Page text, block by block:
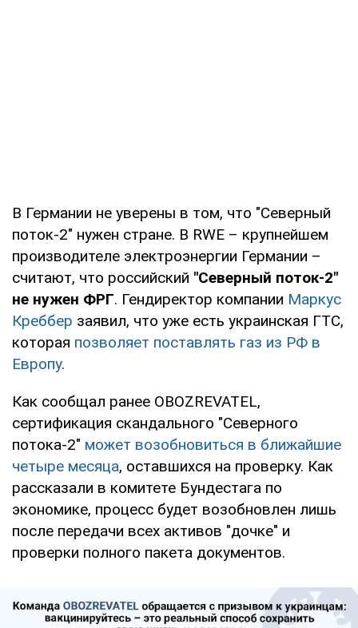
В Германии не уверены в том, что "Северный
поток-2" нужен стране. В RWE – крупнейшем
производителе электроэнергии Германии –
считают, что российский "Северный поток-2"
не нужен ФРГ. Гендиректор компании Маркус
Креббер заявил, что уже есть украинская ГТС,
которая позволяет поставлять газ из РФ в
Европу.
Как сообщал ранее OBOZREVATEL,
сертификация скандального "Северного
потока-2" может возобновиться в ближайшие
четыре месяца, оставшихся на проверку. Как
рассказали в комитете Бундестага по
экономике, процесс будет возобновлен лишь
после передачи всех активов "дочке" и
проверки полного пакета документов.